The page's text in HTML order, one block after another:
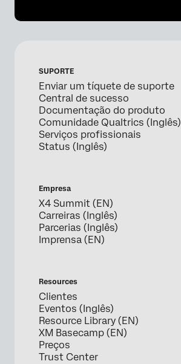
SUPORTE
Enviar um tíquete de suporte
Central de sucesso
Documentação do produto
Comunidade Qualtrics (Inglês)
Serviços profissionais
Status (Inglês)
Empresa
X4 Summit (EN)
Carreiras (Inglês)
Parcerias (Inglês)
Imprensa (EN)
Resources
Clientes
Eventos (Inglês)
Resource Library (EN)
XM Basecamp (EN)
Preços
Trust Center